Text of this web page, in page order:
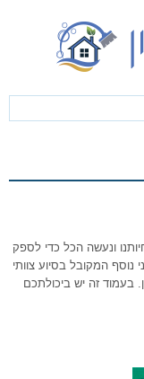
ונעשה הכל כדי לספק
נוסף המקובל בסיוע צוותי
בעמוד זה יש ביכולתכם